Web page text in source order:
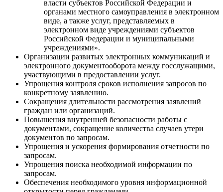
власти субъектов Российской Федерации и
органами местного самоуправления в электронном
виде, а также услуг, представляемых в
электронном виде учреждениями субъектов
Российской Федерации и муниципальными
учреждениями».
Организации развитых электронных коммуникаций и
электронного документооборота между госслужащими,
участвующими в предоставлении услуг.
Упрощения контроля сроков исполнения запросов по
конкретному заявлению.
Сокращения длительности рассмотрения заявлений
граждан или организаций.
Повышения внутренней безопасности работы с
документами, сокращение количества случаев утери
документов по запросам.
Упрощения и ускорения формирования отчетности по
запросам.
Упрощения поиска необходимой информации по
запросам.
Обеспечения необходимого уровня информационной